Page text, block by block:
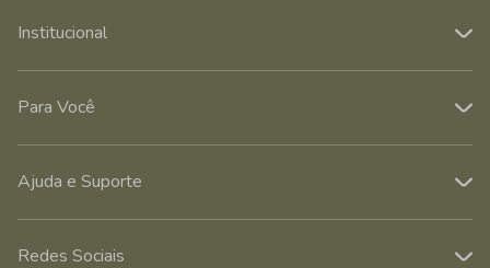
Institucional
Para Você
Ajuda e Suporte
Redes Sociais